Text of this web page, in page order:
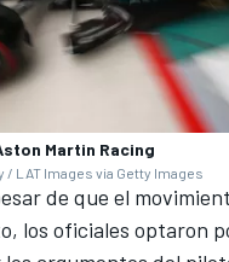
Martin Racing
/ LAT Images via Getty Images
de que el
los oficiales optaron